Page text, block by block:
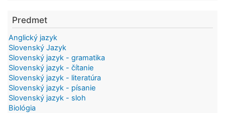
Predmet
Anglický jazyk
Slovenský Jazyk
Slovenský jazyk - gramatika
Slovenský jazyk - čítanie
Slovenský jazyk - literatúra
Slovenský jazyk - písanie
Slovenský jazyk - sloh
Biológia